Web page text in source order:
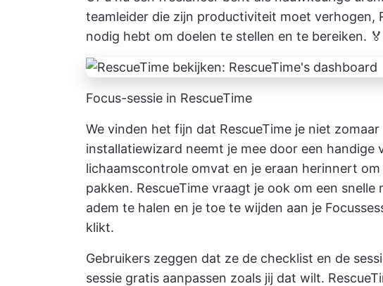
teamleider die zijn productiviteit moet verhogen,
nodig hebt om doelen te stellen en te bereiken. 🏅
Focus-sessie in RescueTime
We vinden het fijn dat RescueTime je niet
installatiewizard neemt je mee door een handige
lichaamscontrole omvat en je eraan herinnert
pakken. RescueTime vraagt je ook om een
adem te halen en je toe te wijden aan je
klikt.
Gebruikers zeggen dat ze de checklist en de
sessie gratis aanpassen zoals jij dat wilt.